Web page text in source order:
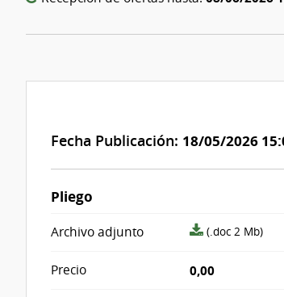
Fecha Publicación: 18/05/2026
Pliego
Archivo adjunto
archivo
(.doc 2 Mb)
Precio 0,00